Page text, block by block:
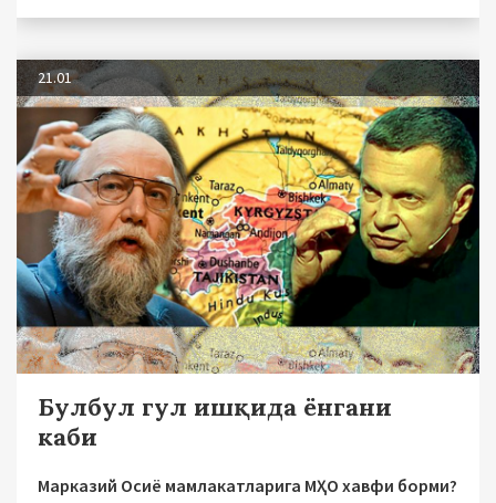
21.01
Булбул гул ишқида ёнгани
каби
Марказий Осиё мамлакатларига МҲО хавфи борми?